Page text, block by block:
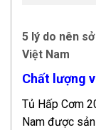
5 lý do nên
Việt Nam
Chất lượng
Tủ Hấp Cơm
Nam được